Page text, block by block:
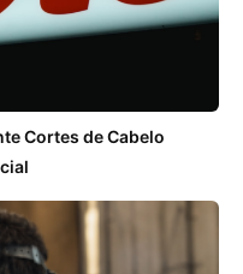
Cortes de Cabelo